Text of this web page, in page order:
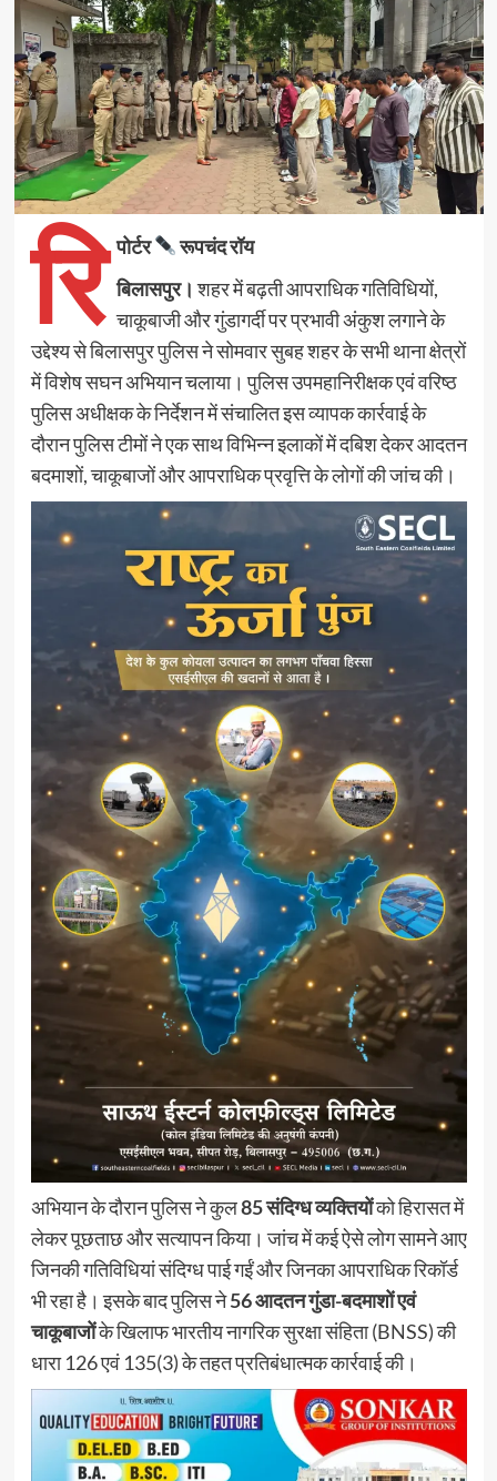
रि पोर्टर
रूपचंद रॉय
बिलासपुर। शहर में बढ़ती आपराधिक गतिविधियों,
चाकूबाजी और गुंडागर्दी पर प्रभावी अंकुश लगाने के
उद्देश्य से बिलासपुर पुलिस ने सोमवार सुबह शहर के सभी थाना क्षेत्रों
में विशेष सघन अभियान चलाया। पुलिस उपमहानिरीक्षक एवं वरिष्ठ
पुलिस अधीक्षक के निर्देशन में संचालित इस व्यापक कार्रवाई के
दौरान पुलिस टीमों ने एक साथ विभिन्न इलाकों में दबिश देकर आदतन
बदमाशों, चाकूबाजों और आपराधिक प्रवृत्ति के लोगों की जांच की।
अभियान के दौरान पुलिस ने कुल85 संदिग्ध व्यक्तियोंको हिरासत में
लेकर पूछताछ और सत्यापन किया। जांच में कई ऐसे लोग सामने आए
जिनकी गतिविधियां संदिग्ध पाई गईं और जिनका आपराधिक रिकॉर्ड
भी रहा है। इसके बाद पुलिस ने56 आदतन गुंडा-बदमाशों एवं
चाकूबाजोंके खिलाफ भारतीय नागरिक सुरक्षा संहिता (BNSS) की
धारा 126 एवं 135(3) के तहत प्रतिबंधात्मक कार्रवाई की।